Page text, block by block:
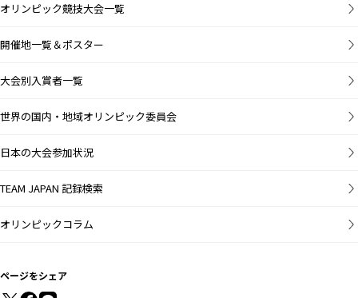
オリンピック競技大会一覧
開催地一覧＆ポスター
大会別入賞者一覧
世界の国内・地域オリンピック委員会
日本の大会参加状況
TEAM JAPAN 記録検索
オリンピックコラム
ページをシェア